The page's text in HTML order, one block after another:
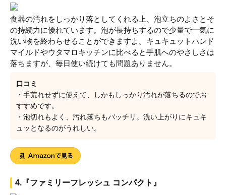
食器の汚れをしっかり落としてくれる上、泡立ちのよさとそ
の持続力に優れています。泡が長持ちするので少量で一気に
洗い物を終わらせることができますよ。キュキュットハンド
マイルドやウタマロキッチンに比べると手肌へのやさしさは
落ちますが、毎日使い続けても問題ありません。
口コミ
・手荒れせずに使えて、しかもしっかり汚れが落ちるのでお
すすめです。
・泡切れもよく、汚れ落ちもバッチリ。洗い上がりにキュキ
ュッとなるのがうれしい。
4.『ファミリーフレッシュ コンパクト』